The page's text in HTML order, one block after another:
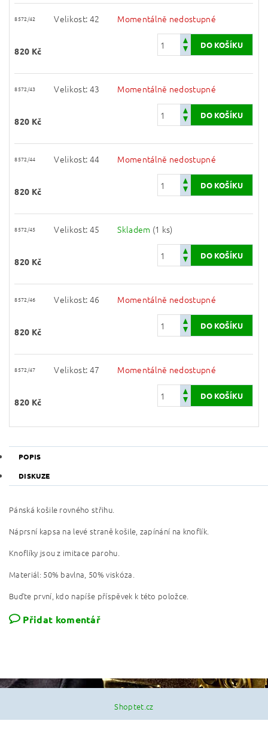
8572/42 Velikost: 42 Momentálně nedostupné
820 Kč
8572/43 Velikost: 43 Momentálně nedostupné
820 Kč
8572/44 Velikost: 44 Momentálně nedostupné
820 Kč
8572/45 Velikost: 45 Skladem (1 ks)
820 Kč
8572/46 Velikost: 46 Momentálně nedostupné
820 Kč
8572/47 Velikost: 47 Momentálně nedostupné
820 Kč
POPIS
DISKUZE
Pánská košile rovného střihu.
Náprsní kapsa na levé straně košile, zapínání na knoflík.
Knoflíky jsou z imitace parohu.
Materiál: 50% bavlna, 50% viskóza.
Buďte první, kdo napíše příspěvek k této položce.
Přidat komentář
Shoptet.cz